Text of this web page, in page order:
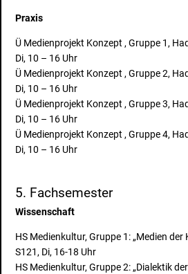
Praxis
Ü Medienprojekt Konzept , Gruppe 1,
Di, 10 – 16 Uhr
Ü Medienprojekt Konzept , Gruppe 2,
Di, 10 – 16 Uhr
Ü Medienprojekt Konzept , Gruppe 3,
Di, 10 – 16 Uhr
Ü Medienprojekt Konzept , Gruppe 4,
Di, 10 – 16 Uhr
5. Fachsemester
Wissenschaft
HS Medienkultur, Gruppe 1: „Medien der
S121, Di, 16-18 Uhr
HS Medienkultur, Gruppe 2: „Dialektik